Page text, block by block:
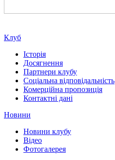
Клуб
Історія
Досягнення
Партнери клубу
Соціальна відповідальність
Комерційна пропозиція
Контактні дані
Новини
Новини клубу
Відео
Фотогалерея